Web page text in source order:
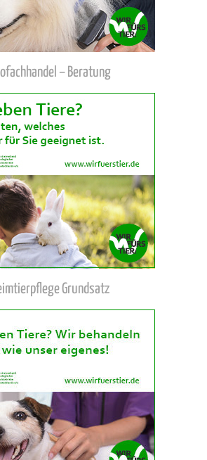
– Beratung
Grundsatz